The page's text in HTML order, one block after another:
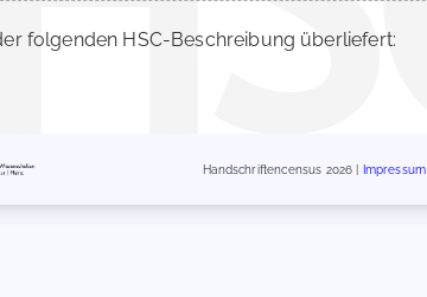
folgenden HSC-Beschreibung überliefert:
Handschriftencensus 2026 | Impressum